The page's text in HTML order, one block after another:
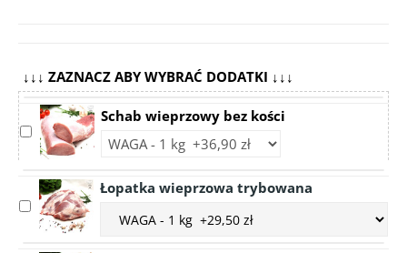
↓↓↓ ZAZNACZ ABY WYBRAĆ DODATKI ↓↓↓
Select
accessory
wieprzowy
bez
kości
Schab wieprzowy bez kości
Choose
variant
Schab
wieprzowy
Select
accessory
Łopatka wieprzowa trybowana
Choose
accessory